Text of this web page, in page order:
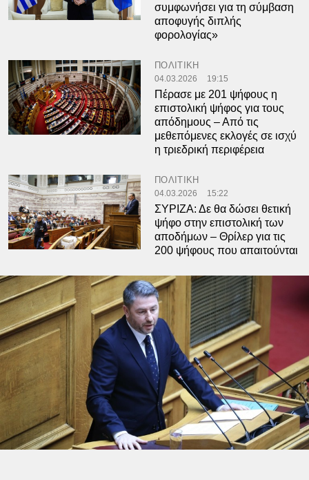
συμφωνήσει για τη σύμβαση
αποφυγής διπλής
φορολογίας»
ΠΟΛΙΤΙΚΗ
04.03.2026 19:15
Πέρασε με 201 ψήφους η
επιστολική ψήφος για τους
απόδημους – Από τις
μεθεπόμενες εκλογές σε ισχύ
η τριεδρική περιφέρεια
ΠΟΛΙΤΙΚΗ
04.03.2026 15:22
ΣΥΡΙΖΑ: Δε θα δώσει θετική
ψήφο στην επιστολική των
αποδήμων – Θρίλερ για τις
200 ψήφους που απαιτούνται